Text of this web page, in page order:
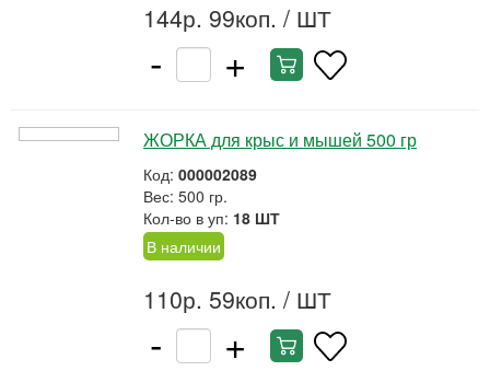
144р. 99коп. / ШТ
- +
ЖОРКА для крыс и мышей 500 гр
Код: 000002089
Вес: 500 гр.
Кол-во в уп: 18 ШТ
В наличии
110р. 59коп. / ШТ
- +